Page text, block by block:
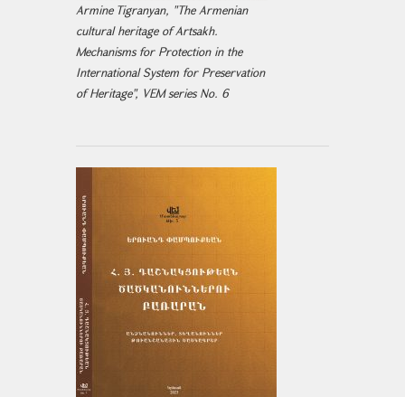
Armine Tigranyan, "The Armenian
cultural heritage of Artsakh.
Mechanisms for Protection in the
International System for Preservation
of Heritage", VEM series No. 6